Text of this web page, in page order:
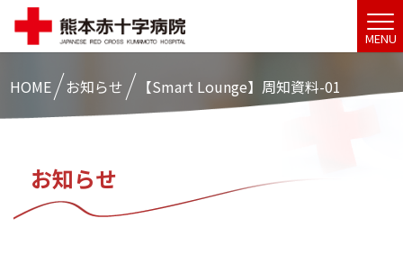
MENU
HOME お知らせ 【Smart Lounge】周知資料-01
お知らせ